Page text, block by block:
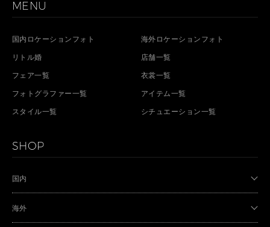
MENU
国内ロケーションフォト
海外ロケーションフォト
リトル婚
店舗一覧
フェア一覧
衣裳一覧
フォトグラファー一覧
アイテム一覧
スタイル一覧
シチュエーション一覧
SHOP
国内
海外